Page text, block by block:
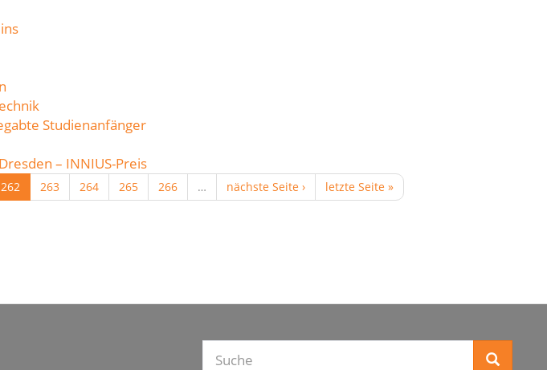
Studienanfänger
– INNIUS-Preis
262 263 264 265 266 … nächste Seite › letzte Seite »